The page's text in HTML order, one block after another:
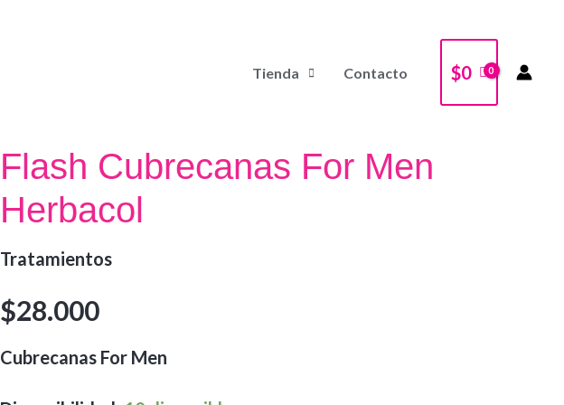
Tienda Contacto $0
Flash Cubrecanas For Men
Herbacol
Tratamientos
$28.000
Cubrecanas For Men